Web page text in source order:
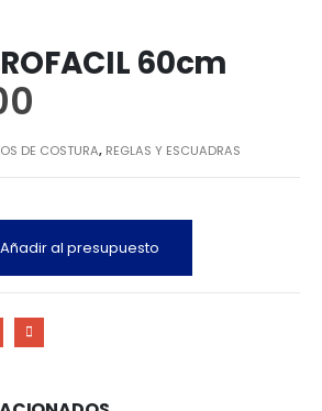
60cm
DE COSTURA, REGLAS Y ESCUADRAS
Añadir al presupuesto